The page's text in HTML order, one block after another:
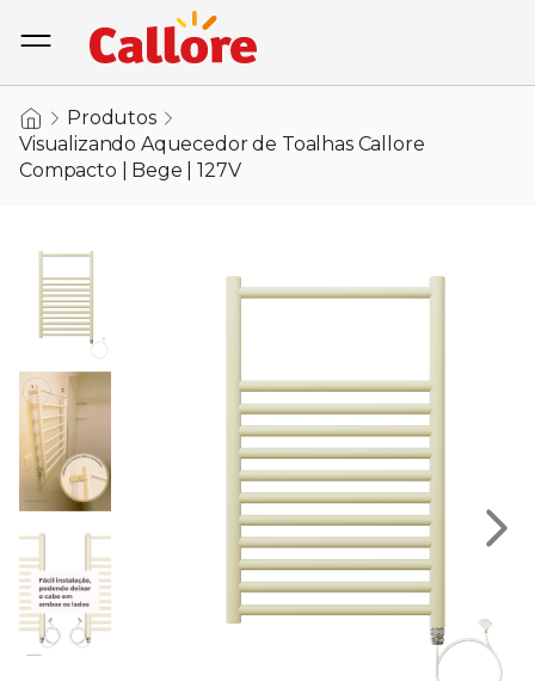
Produtos
Visualizando Aquecedor de Toalhas Callore
Compacto | Bege | 127V